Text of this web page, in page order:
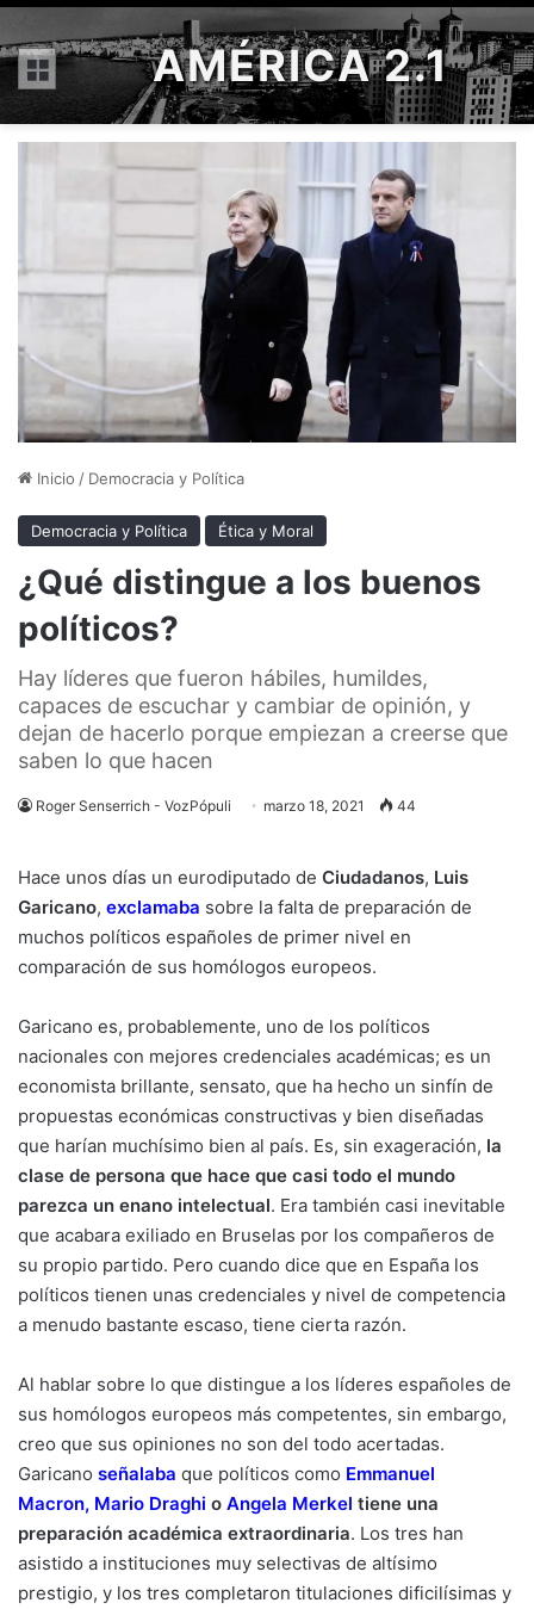
Menú AMÉRICA 2.1
Inicio / Democracia y Política
Democracia y Política Ética y Moral
¿Qué distingue a los buenos
políticos?
Hay líderes que fueron hábiles, humildes,
capaces de escuchar y cambiar de opinión, y
dejan de hacerlo porque empiezan a creerse que
saben lo que hacen
Roger Senserrich - VozPópuli marzo 18, 2021 44
Hace unos días un eurodiputado de Ciudadanos, Luis
Garicano, exclamaba sobre la falta de preparación de
muchos políticos españoles de primer nivel en
comparación de sus homólogos europeos.
Garicano es, probablemente, uno de los políticos
nacionales con mejores credenciales académicas; es un
economista brillante, sensato, que ha hecho un sinfín de
propuestas económicas constructivas y bien diseñadas
que harían muchísimo bien al país. Es, sin exageración, la
clase de persona que hace que casi todo el mundo
parezca un enano intelectual. Era también casi inevitable
que acabara exiliado en Bruselas por los compañeros de
su propio partido. Pero cuando dice que en España los
políticos tienen unas credenciales y nivel de competencia
a menudo bastante escaso, tiene cierta razón.
Al hablar sobre lo que distingue a los líderes españoles de
sus homólogos europeos más competentes, sin embargo,
creo que sus opiniones no son del todo acertadas.
Garicano señalaba que políticos como Emmanuel
Macron, Mario Draghi o Angela Merkel tiene una
preparación académica extraordinaria. Los tres han
asistido a instituciones muy selectivas de altísimo
prestigio, y los tres completaron titulaciones dificilísimas y